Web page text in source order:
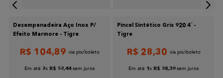
Desempenadeira Aço Inox P/
Efeito Marmore - Tigre
R$ 104,89
Em até 2x R$ 52,44 sem juros
Pincel Sintético Gris 920 4´ -
Tigre
R$ 28,30
Em até 1 x R$ 28,30 sem juros